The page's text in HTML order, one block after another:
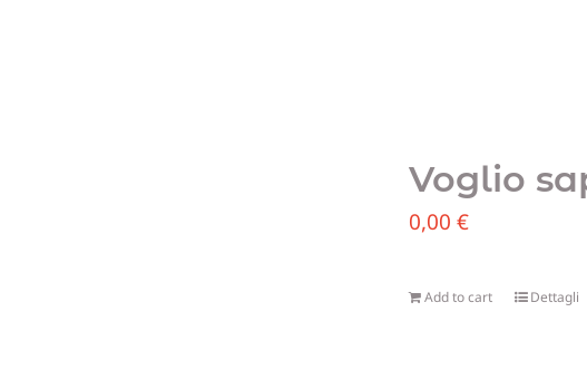
Voglio
0,00€
Add to cart Dettagli